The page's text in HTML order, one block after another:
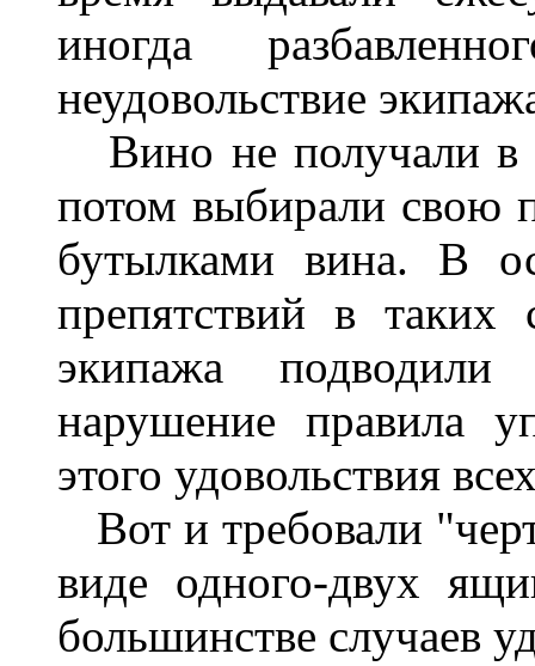
иногда
неудовольствие
Вино не получали в
потом выбирали свою
бутылками вина. В
препятствий в таких
экипажа
нарушение правила
этого удовольствия
Вот и требовали "
виде одного-двух
большинстве случаев